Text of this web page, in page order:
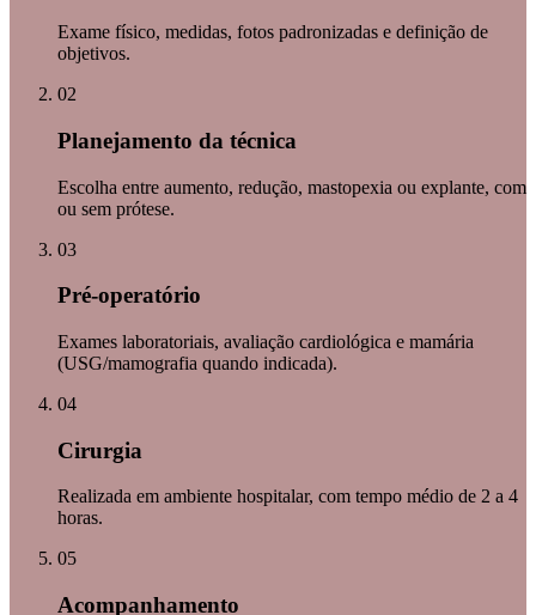
Exame físico, medidas, fotos padronizadas e definição de
objetivos.
02
Planejamento da técnica
Escolha entre aumento, redução, mastopexia ou explante, com
ou sem prótese.
03
Pré-operatório
Exames laboratoriais, avaliação cardiológica e mamária
(USG/mamografia quando indicada).
04
Cirurgia
Realizada em ambiente hospitalar, com tempo médio de 2 a 4
horas.
05
Acompanhamento